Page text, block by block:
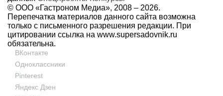
© ООО «Гастроном Медиа», 2008 – 2026.
Перепечатка материалов данного сайта возможна
только с письменного разрешения редакции. При
цитировании ссылка на www.supersadovnik.ru
обязательна.
ВКонтакте
Одноклассники
Pinterest
Яндекс Дзен